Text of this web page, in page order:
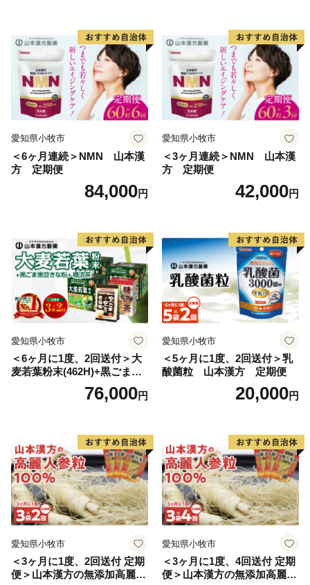
愛知県小牧市
＜6ヶ月連続＞NMN 山本漢
方 定期便
84,000円
愛知県小牧市
＜3ヶ月連続＞NMN 山本漢
方 定期便
42,000円
愛知県小牧市
＜6ヶ月に1度、2回送付＞大
麦若葉粉末(462H)+黒ごま黒
豆きな粉+ 糖流茶 山本漢
76,000円
愛知県小牧市
＜5ヶ月に1度、2回送付＞乳
酸菌粒 山本漢方 定期便
20,000円
愛知県小牧市
＜3ヶ月に1度、2回送付 定期
便＞山本漢方の無添加高麗人
愛知県小牧市
＜3ヶ月に1度、4回送付 定期
便＞山本漢方の無添加高麗人